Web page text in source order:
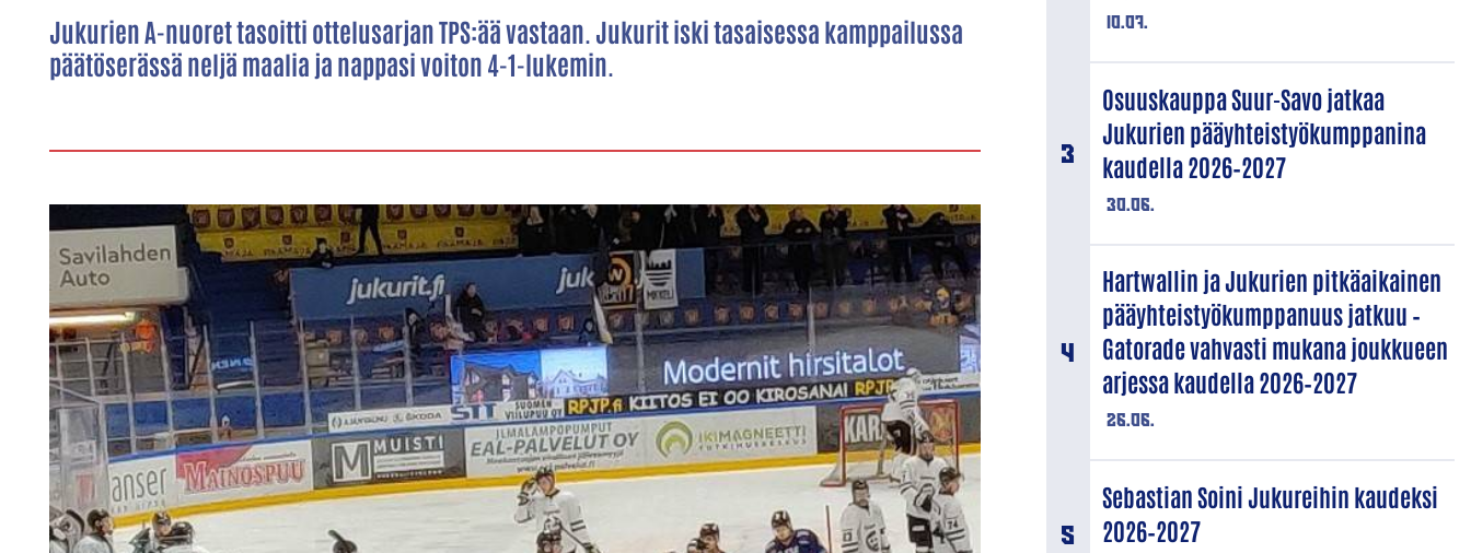
Jukurien A-nuoret tasoitti ottelusarjan TPS:ää vastaan. Jukurit iski tasaisessa kamppailussa
päätöserässä neljä maalia ja nappasi voiton 4-1-lukemin.
10.07.
30.06.
Osuuskauppa Suur-Savo jatkaa
Jukurien pääyhteistyökumppanina
kaudella 2026–2027
26.06.
Hartwallin ja Jukurien pitkäaikainen
pääyhteistyökumppanuus jatkuu –
Gatorade vahvasti mukana joukkueen
arjessa kaudella 2026–2027
Sebastian Soini Jukureihin kaudeksi
2026–2027